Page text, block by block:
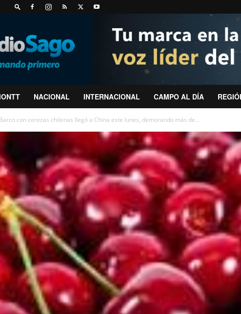
NACIONAL INTERNACIONAL CAMPO AL DÍA
Barco con cerezas chilenas llegó a China este lunes, demorando más de...